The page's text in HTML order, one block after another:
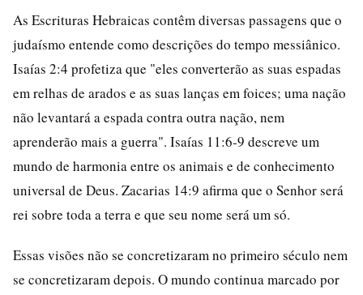
As Escrituras Hebraicas contêm diversas passagens que o
judaísmo entende como descrições do tempo messiânico.
Isaías 2:4 profetiza que "eles converterão as suas espadas
em relhas de arados e as suas lanças em foices; uma nação
não levantará a espada contra outra nação, nem
aprenderão mais a guerra". Isaías 11:6-9 descreve um
mundo de harmonia entre os animais e de conhecimento
universal de Deus. Zacarias 14:9 afirma que o Senhor será
rei sobre toda a terra e que seu nome será um só.
Essas visões não se concretizaram no primeiro século nem
se concretizaram depois. O mundo continua marcado por